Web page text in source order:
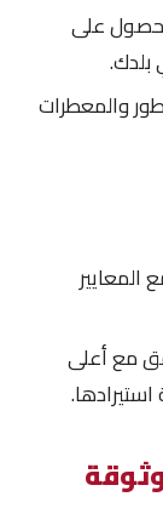
على
بلدك.
والمعطرات
مع أعلى